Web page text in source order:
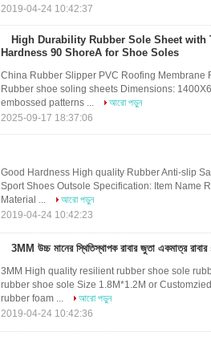
2019-04-24 10:42:37
High Durability Rubber Sole Sheet with
Hardness 90 ShoreA for Shoe Soles
China Rubber Slipper PVC Roofing Membrane
Rubber shoe soling sheets Dimensions:
embossed patterns ...
আরো পড়ুন
2025-09-17 18:37:06
Good Hardness High quality Rubber Anti-slip
Sport Shoes Outsole Specification: Item Name
Material ...
আরো পড়ুন
2019-04-24 10:42:23
3MM উচ্চ মানের স্থিতিস্থাপক রাবার জুতা একমাত্র
3MM High quality resilient rubber shoe sole
rubber shoe sole Size 1.8M*1.2M or
rubber foam ...
আরো পড়ুন
2019-04-24 10:42:36